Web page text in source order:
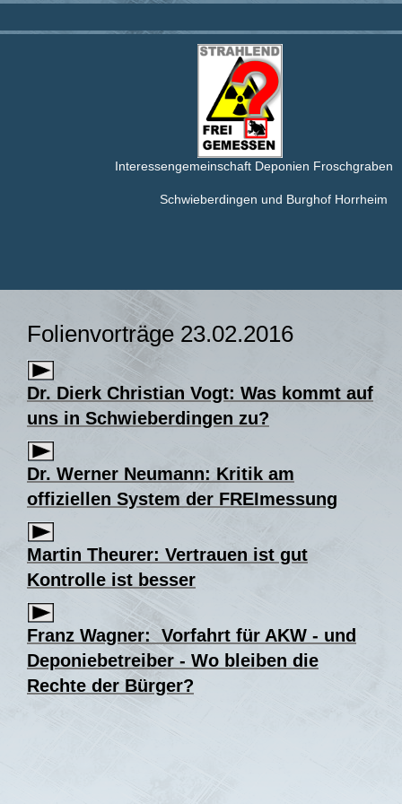
Interessengemeinschaft Deponien Froschgraben
Schwieberdingen und Burghof Horrheim
Folienvorträge 23.02.2016
Dr. Dierk Christian Vogt: Was kommt auf
uns in Schwieberdingen zu?
Dr. Werner Neumann: Kritik am
offiziellen System der FREImessung
Martin Theurer: Vertrauen ist gut
Kontrolle ist besser
Franz Wagner: Vorfahrt für AKW - und
Deponiebetreiber - Wo bleiben die
Rechte der Bürger?